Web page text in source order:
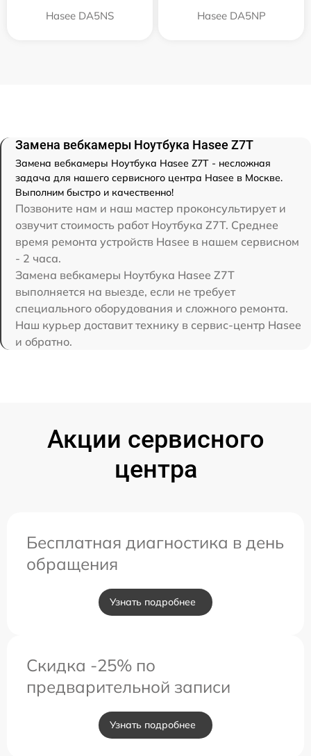
Hasee DA5NS Hasee DA5NP
Замена вебкамеры Ноутбука Hasee Z7T
Замена вебкамеры Ноутбука Hasee Z7T - несложная
задача для нашего сервисного центра Hasee в Москве.
Выполним быстро и качественно!
Позвоните нам и наш мастер проконсультирует и
озвучит стоимость работ Ноутбука Z7T. Среднее
время ремонта устройств Hasee в нашем сервисном
- 2 часа.
Замена вебкамеры Ноутбука Hasee Z7T
выполняется на выезде, если не требует
специального оборудования и сложного ремонта.
Наш курьер доставит технику в сервис-центр Hasee
и обратно.
Акции сервисного
центра
Бесплатная диагностика в день
обращения
Узнать подробнее
Скидка -25% по
предварительной записи
Узнать подробнее